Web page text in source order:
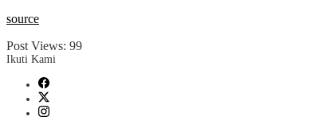
source
Post Views: 99
Ikuti Kami